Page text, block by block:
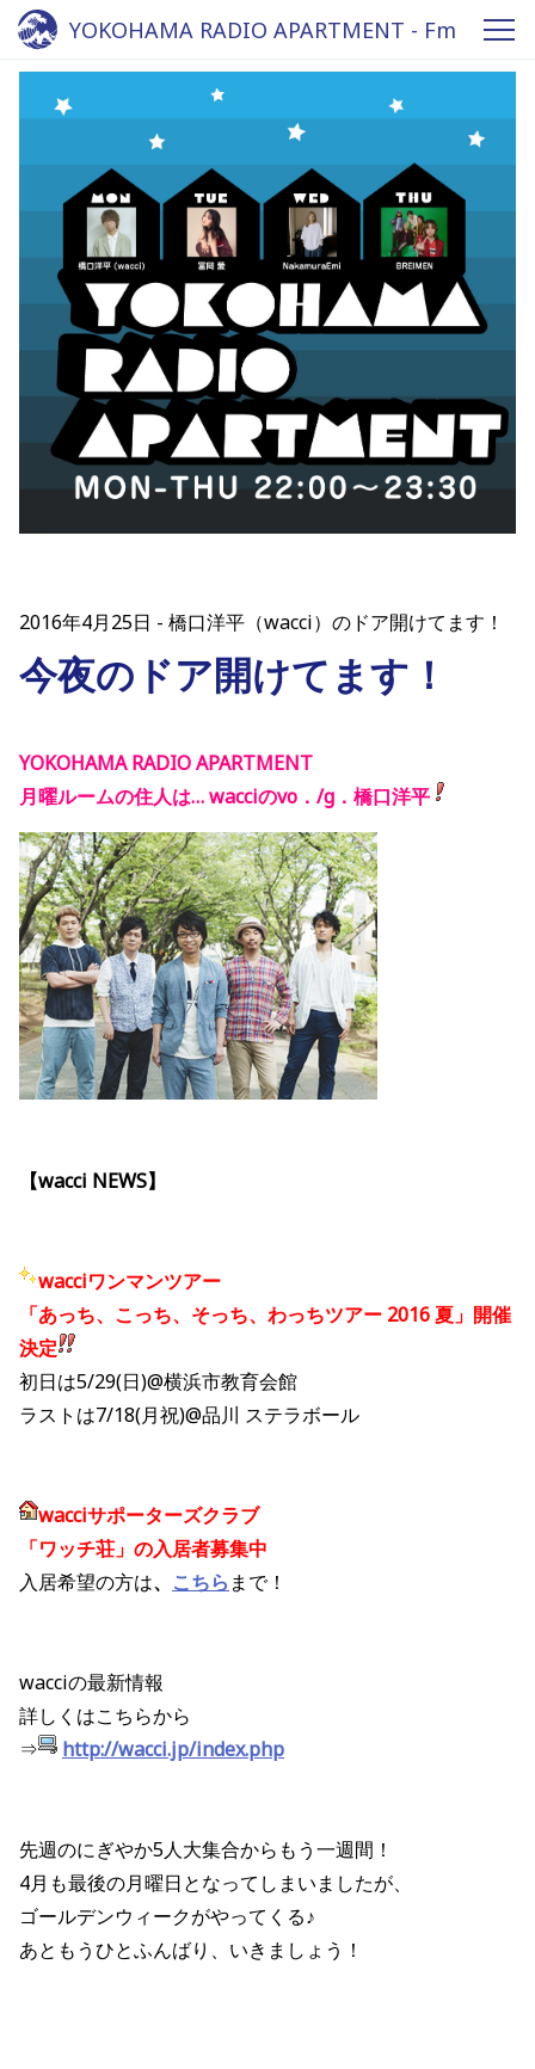
YOKOHAMA RADIO APARTMENT - Fm
yokohama 84.7
2016年4月25日 橋口洋平（wacci）のドア開けてます！
今夜のドア開けてます！
YOKOHAMA RADIO APARTMENT
月曜ルームの住人は… wacciのvo．/g．橋口洋平
【wacci NEWS】
wacciワンマンツアー
「あっち、こっち、そっち、わっちツアー 2016 夏」開催
決定
初日は5/29(日)@横浜市教育会館
ラストは7/18(月祝)@品川 ステラボール
wacciサポーターズクラブ
「ワッチ荘」の入居者募集中
入居希望の方は、 こちら まで！
wacciの最新情報
詳しくはこちらから
⇒
http://wacci.jp/index.php
先週のにぎやか5人大集合からもう一週間！
4月も最後の月曜日となってしまいましたが、
ゴールデンウィークがやってくる♪
あともうひとふんばり、いきましょう！